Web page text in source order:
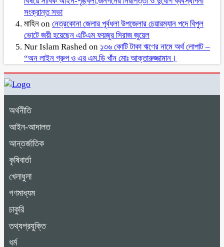
সংক্রান্ত সভা
মাহিন on নেত্রকোনা জেলার পূর্বধলা উপজেলার চেয়ারম্যান পদে বিপুল
ভোটে জয়ী হয়েছেন এটিএম ফয়জুর সিরাজ জুয়েল
Nur Islam Rashed on ১৩৬ কোটি টাকা ঋণের নামে অর্থ লোপাট –
“অন লাইন গ্রুপ ও এর এম.ডি খাঁন মোঃ আক্তারুজ্জামান।
অর্থনীতি
আইন-আদালত
আন্তর্জাতিক
কৃষিবার্তা
খেলাধুলা
গণমাধ্যম
চাকুরি
তথ্যপ্রযুক্তি
ধর্ম